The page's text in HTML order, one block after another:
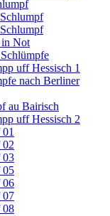
Not
uff Hessisch 1
nach Berliner
au Bairisch
uff Hessisch 2
02
03
05
06
07
08